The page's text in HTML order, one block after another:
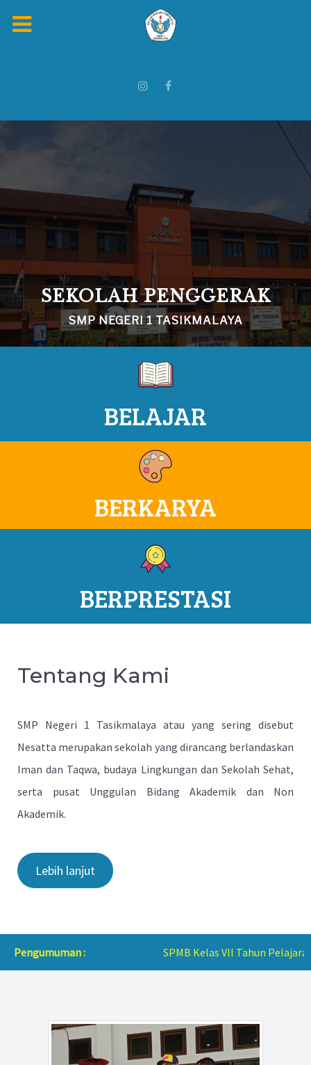
SEKOLAH PENGGERAK
SMP NEGERI 1 TASIKMALAYA
BELAJAR
BERKARYA
BERPRESTASI
Tentang Kami
SMP Negeri 1 Tasikmalaya atau yang sering disebut
Nesatta merupakan sekolah yang dirancang berlandaskan
Iman dan Taqwa, budaya Lingkungan dan Sekolah Sehat,
serta pusat Unggulan Bidang Akademik dan Non
Akademik.
Lebih lanjut
Pengumuman : SPMB Kelas VII Tahun Pelajaran